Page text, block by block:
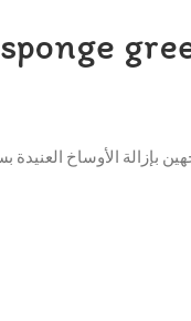
بإزالة الأوساخ